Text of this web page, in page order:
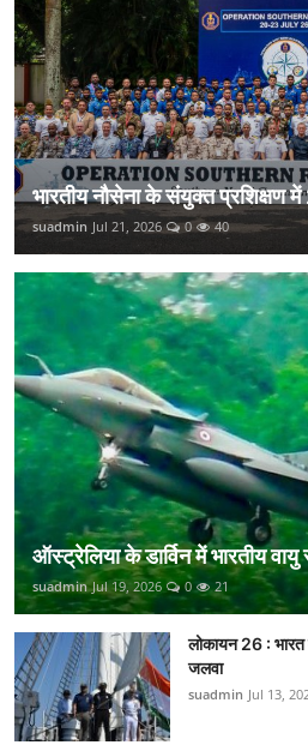
भारतीय नौसेना के संयुक्त प्रशिक्षण
suadmin Jul 21, 2026 0 40
ऑस्ट्रेलिया के डार्विन में भारतीय वायु
suadmin Jul 19, 2026 0 21
लोकायन 26 :
जलवा
suadmin Jul 13,